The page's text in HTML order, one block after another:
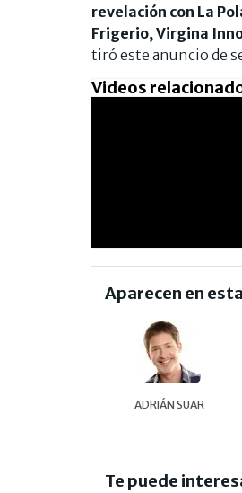
revelación con La
Frigerio, Virgina
tiró este anuncio de
Videos
Aparecen en
ADRIÁN SUAR
Te puede